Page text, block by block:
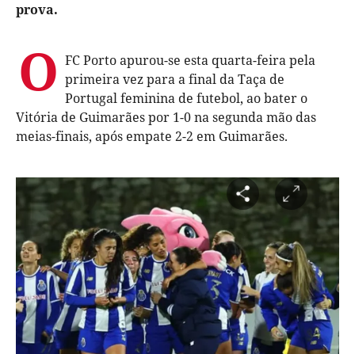
prova.
O FC Porto apurou-se esta quarta-feira pela
primeira vez para a final da Taça de
Portugal feminina de futebol, ao bater o
Vitória de Guimarães por 1-0 na segunda mão das
meias-finais, após empate 2-2 em Guimarães.